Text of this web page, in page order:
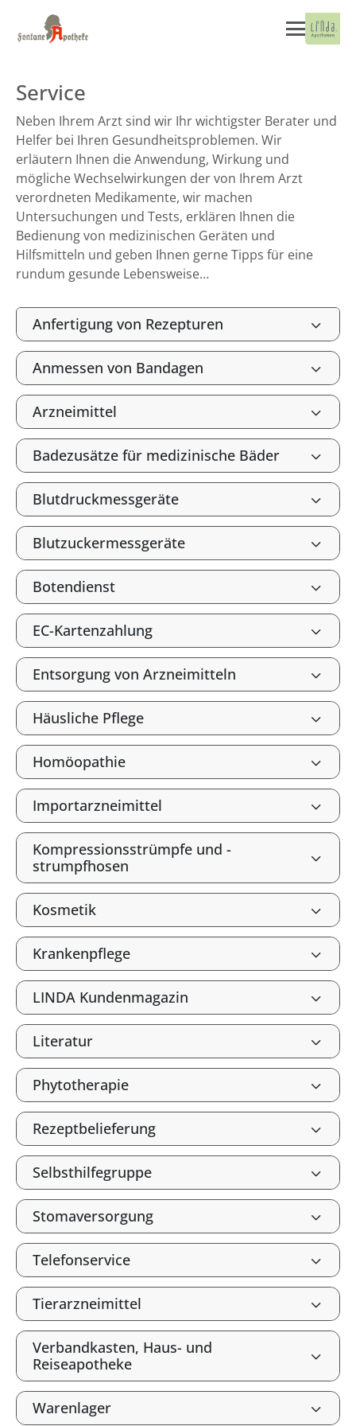
Service
Neben Ihrem Arzt sind wir Ihr wichtigster Berater und
Helfer bei Ihren Gesundheitsproblemen. Wir
erläutern Ihnen die Anwendung, Wirkung und
mögliche Wechselwirkungen der von Ihrem Arzt
verordneten Medikamente, wir machen
Untersuchungen und Tests, erklären Ihnen die
Bedienung von medizinischen Geräten und
Hilfsmitteln und geben Ihnen gerne Tipps für eine
rundum gesunde Lebensweise…
Anfertigung von Rezepturen
Anmessen von Bandagen
Arzneimittel
Badezusätze für medizinische Bäder
Blutdruckmessgeräte
Blutzuckermessgeräte
Botendienst
EC-Kartenzahlung
Entsorgung von Arzneimitteln
Häusliche Pflege
Homöopathie
Importarzneimittel
Kompressionsstrümpfe und -
strumpfhosen
Kosmetik
Krankenpflege
LINDA Kundenmagazin
Literatur
Phytotherapie
Rezeptbelieferung
Selbsthilfegruppe
Stomaversorgung
Telefonservice
Tierarzneimittel
Verbandkasten, Haus- und
Reiseapotheke
Warenlager